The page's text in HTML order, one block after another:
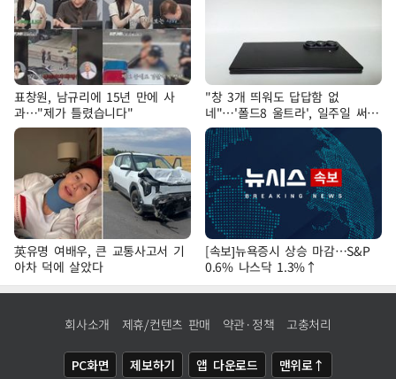
표창원, 남규리에 15년 만에 사
과…"제가 틀렸습니다"
"창 3개 띄워도 답답함 없
네"…'폴드8 울트라', 일주일 써보
니
英유명 여배우, 큰 교통사고서 기
아차 덕에 살았다
[속보]뉴욕증시 상승 마감…S&P
0.6% 나스닥 1.3%↑
회사소개 제휴/컨텐츠 판매 약관·정책 고충처리
PC화면 제보하기 앱 다운로드 맨위로↑